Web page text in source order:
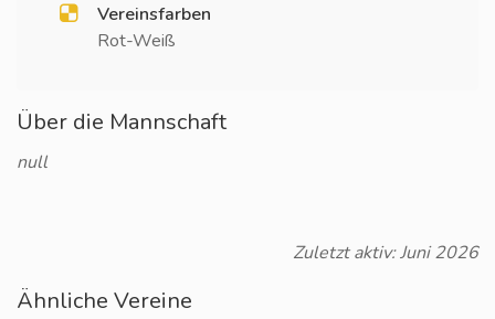
Vereinsfarben
Rot-Weiß
Über die Mannschaft
null
Zuletzt aktiv: Juni 2026
Ähnliche Vereine